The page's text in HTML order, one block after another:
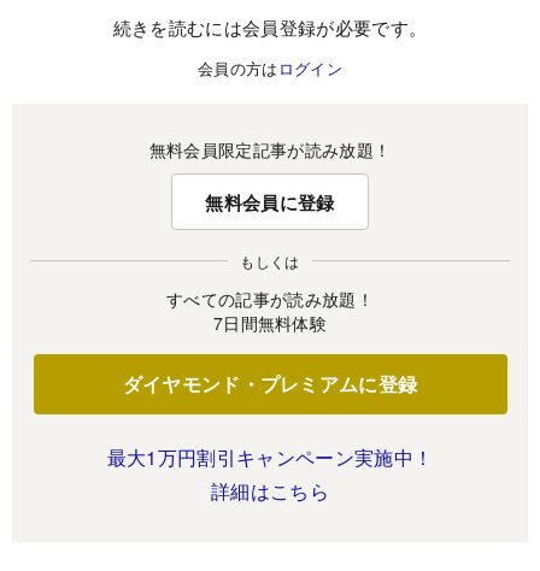
続きを読むには会員登録が必要です。
会員の方は ログイン
無料会員限定記事が読み放題！
無料会員に登録
もしくは
すべての記事が読み放題！
7日間無料体験
ダイヤモンド・プレミアムに登録
最大1万円割引キャンペーン実施中！
詳細はこちら